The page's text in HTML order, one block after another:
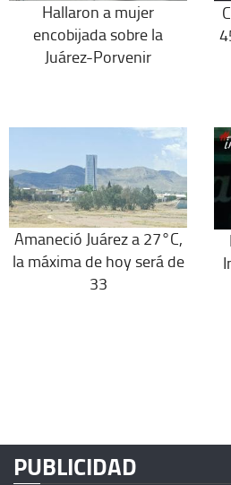
Hallaron a mujer
encobijada sobre la
Juárez-Porvenir
Amaneció Juárez a 27°C,
la máxima de hoy será de
33
PUBLICIDAD